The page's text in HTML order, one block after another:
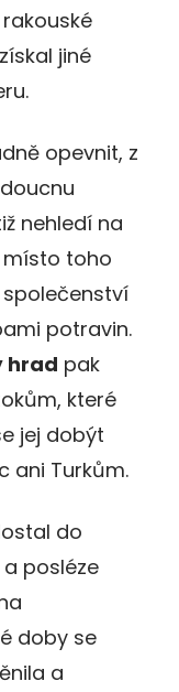
jiné
opevnit, z
nehledí na
místo toho
potravin.
hrad pak
které
jej dobýt
ani Turkům.
do
posléze
doby se
a